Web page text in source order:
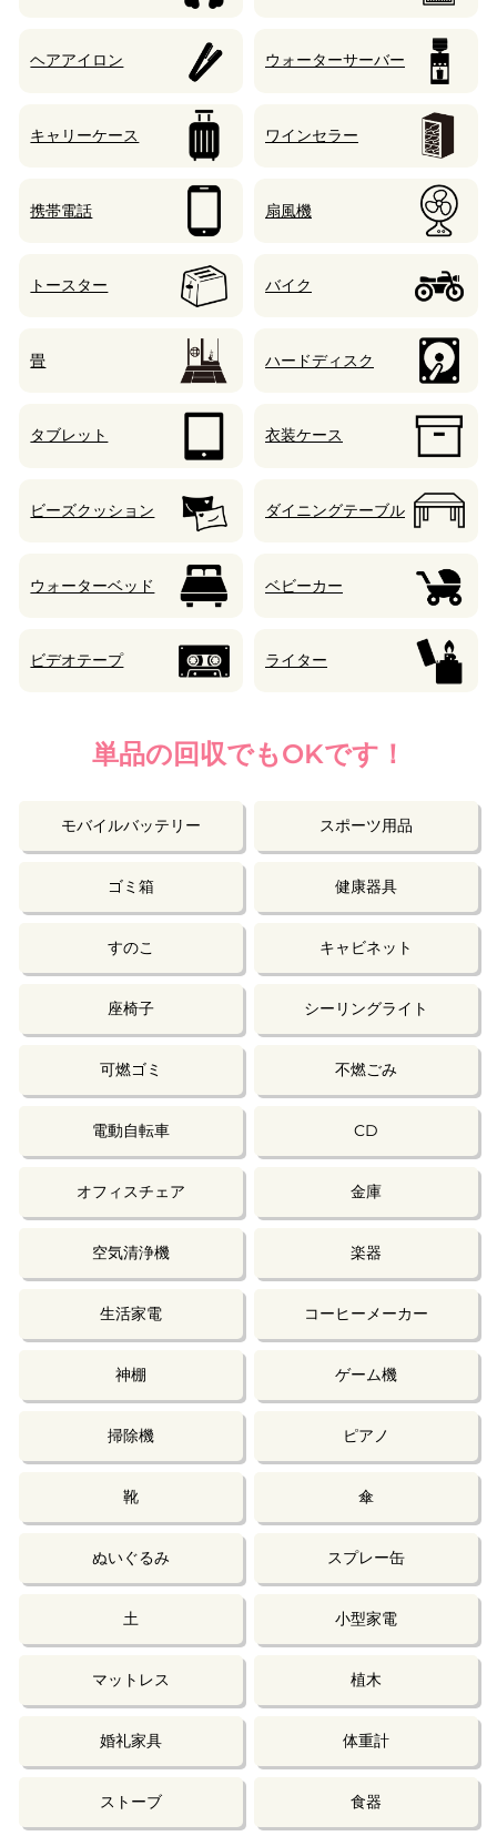
ヘアアイロン ウォーターサーバー
キャリーケース ワインセラー
携帯電話 扇風機
トースター バイク
畳 ハードディスク
タブレット 衣装ケース
ビーズクッション ダイニングテーブル
ウォーターベッド ベビーカー
ビデオテープ ライター
単品の回収でもOKです！
モバイルバッテリー スポーツ用品
ゴミ箱 健康器具
すのこ キャビネット
座椅子 シーリングライト
可燃ゴミ 不燃ごみ
電動自転車 CD
オフィスチェア 金庫
空気清浄機 楽器
生活家電 コーヒーメーカー
神棚 ゲーム機
掃除機 ピアノ
靴 傘
ぬいぐるみ スプレー缶
土 小型家電
マットレス 植木
婚礼家具 体重計
ストーブ 食器